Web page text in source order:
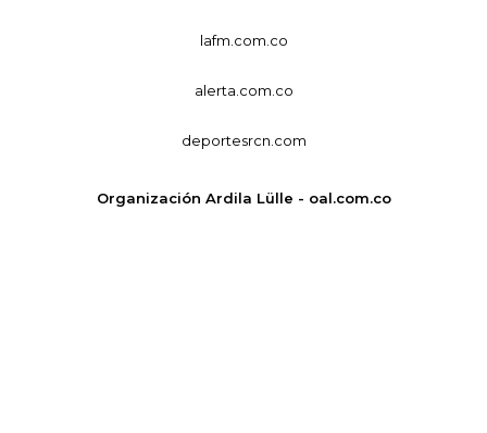
lafm.com.co
alerta.com.co
deportesrcn.com
Organización Ardila Lülle - oal.com.co